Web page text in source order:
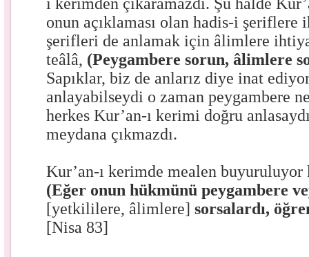
onun açıklaması olan hadis-i şeriflere
şerifleri de anlamak için âlimlere
teâlâ, (Peygambere sorun, âlimlere
Sapıklar, biz de anlarız diye inat
anlayabilseydi o zaman peygambere
herkes Kur’an-ı kerimi doğru
meydana çıkmazdı.
Kur’an-ı kerimde mealen
(Eğer onun hükmünü peygambere
[yetkililere, âlimlere]sorsalardı,
[Nisa 83]